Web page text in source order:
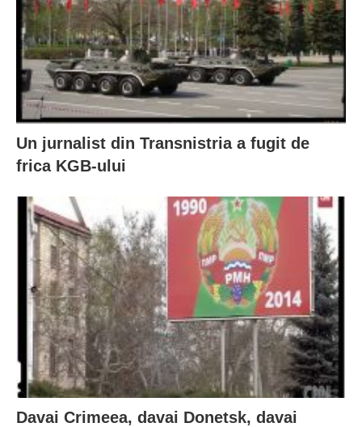
Un jurnalist din Transnistria a fugit de
frica KGB-ului
Davai Crimeea, davai Donetsk, davai